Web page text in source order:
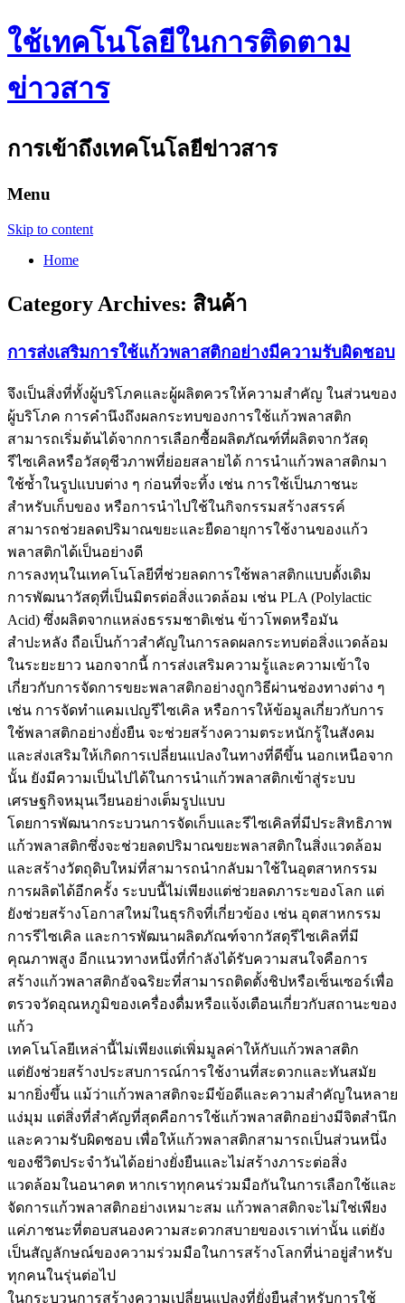
ใช้เทคโนโลยีในการติดตาม
ข่าวสาร
การเข้าถึงเทคโนโลยีข่าวสาร
Menu
Skip to content
Home
Category Archives: สินค้า
การส่งเสริมการใช้แก้วพลาสติกอย่างมีความรับผิดชอบ
จึงเป็นสิ่งที่ทั้งผู้บริโภคและผู้ผลิตควรให้ความสำคัญ ในส่วนของ
ผู้บริโภค การคำนึงถึงผลกระทบของการใช้แก้วพลาสติก
สามารถเริ่มต้นได้จากการเลือกซื้อผลิตภัณฑ์ที่ผลิตจากวัสดุ
รีไซเคิลหรือวัสดุชีวภาพที่ย่อยสลายได้ การนำแก้วพลาสติกมา
ใช้ซ้ำในรูปแบบต่าง ๆ ก่อนที่จะทิ้ง เช่น การใช้เป็นภาชนะ
สำหรับเก็บของ หรือการนำไปใช้ในกิจกรรมสร้างสรรค์
สามารถช่วยลดปริมาณขยะและยืดอายุการใช้งานของแก้ว
พลาสติกได้เป็นอย่างดี
การลงทุนในเทคโนโลยีที่ช่วยลดการใช้พลาสติกแบบดั้งเดิม
การพัฒนาวัสดุที่เป็นมิตรต่อสิ่งแวดล้อม เช่น PLA (Polylactic
Acid) ซึ่งผลิตจากแหล่งธรรมชาติเช่น ข้าวโพดหรือมัน
สำปะหลัง ถือเป็นก้าวสำคัญในการลดผลกระทบต่อสิ่งแวดล้อม
ในระยะยาว นอกจากนี้ การส่งเสริมความรู้และความเข้าใจ
เกี่ยวกับการจัดการขยะพลาสติกอย่างถูกวิธีผ่านช่องทางต่าง ๆ
เช่น การจัดทำแคมเปญรีไซเคิล หรือการให้ข้อมูลเกี่ยวกับการ
ใช้พลาสติกอย่างยั่งยืน จะช่วยสร้างความตระหนักรู้ในสังคม
และส่งเสริมให้เกิดการเปลี่ยนแปลงในทางที่ดีขึ้น นอกเหนือจาก
นั้น ยังมีความเป็นไปได้ในการนำแก้วพลาสติกเข้าสู่ระบบ
เศรษฐกิจหมุนเวียนอย่างเต็มรูปแบบ
โดยการพัฒนากระบวนการจัดเก็บและรีไซเคิลที่มีประสิทธิภาพ
แก้วพลาสติกซึ่งจะช่วยลดปริมาณขยะพลาสติกในสิ่งแวดล้อม
และสร้างวัตถุดิบใหม่ที่สามารถนำกลับมาใช้ในอุตสาหกรรม
การผลิตได้อีกครั้ง ระบบนี้ไม่เพียงแต่ช่วยลดภาระของโลก แต่
ยังช่วยสร้างโอกาสใหม่ในธุรกิจที่เกี่ยวข้อง เช่น อุตสาหกรรม
การรีไซเคิล และการพัฒนาผลิตภัณฑ์จากวัสดุรีไซเคิลที่มี
คุณภาพสูง อีกแนวทางหนึ่งที่กำลังได้รับความสนใจคือการ
สร้างแก้วพลาสติกอัจฉริยะที่สามารถติดตั้งชิปหรือเซ็นเซอร์เพื่อ
ตรวจวัดอุณหภูมิของเครื่องดื่มหรือแจ้งเตือนเกี่ยวกับสถานะของ
แก้ว
เทคโนโลยีเหล่านี้ไม่เพียงแต่เพิ่มมูลค่าให้กับแก้วพลาสติก
แต่ยังช่วยสร้างประสบการณ์การใช้งานที่สะดวกและทันสมัย
มากยิ่งขึ้น แม้ว่าแก้วพลาสติกจะมีข้อดีและความสำคัญในหลาย
แง่มุม แต่สิ่งที่สำคัญที่สุดคือการใช้แก้วพลาสติกอย่างมีจิตสำนึก
และความรับผิดชอบ เพื่อให้แก้วพลาสติกสามารถเป็นส่วนหนึ่ง
ของชีวิตประจำวันได้อย่างยั่งยืนและไม่สร้างภาระต่อสิ่ง
แวดล้อมในอนาคต หากเราทุกคนร่วมมือกันในการเลือกใช้และ
จัดการแก้วพลาสติกอย่างเหมาะสม แก้วพลาสติกจะไม่ใช่เพียง
แค่ภาชนะที่ตอบสนองความสะดวกสบายของเราเท่านั้น แต่ยัง
เป็นสัญลักษณ์ของความร่วมมือในการสร้างโลกที่น่าอยู่สำหรับ
ทุกคนในรุ่นต่อไป
ในกระบวนการสร้างความเปลี่ยนแปลงที่ยั่งยืนสำหรับการใช้